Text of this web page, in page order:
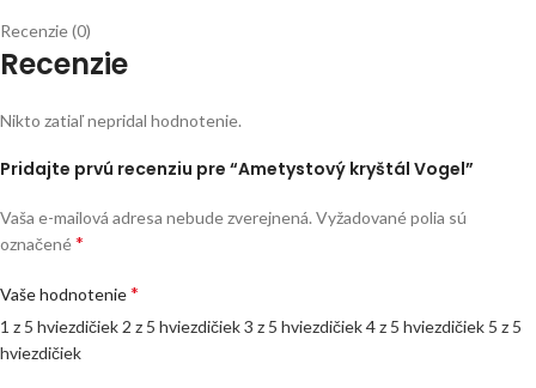
Recenzie (0)
Recenzie
Nikto zatiaľ nepridal hodnotenie.
Pridajte prvú recenziu pre “Ametystový kryštál Vogel”
Vaša e-mailová adresa nebude zverejnená. Vyžadované polia sú
označené*
Vaše hodnotenie*
1 z 5 hviezdičiek 2 z 5 hviezdičiek3 z 5 hviezdičiek4 z 5 hviezdičiek 5 z 5
hviezdičiek